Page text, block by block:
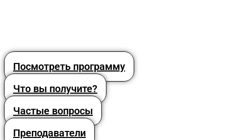
Посмотреть программу
Что вы получите?
Частые вопросы
Преподаватели